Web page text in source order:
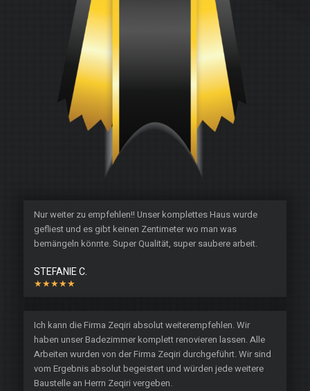
Nur weiter zu empfehlen!! Unser komplettes Haus wurde
gefliest und es gibt keinen Zentimeter wo man was
bemängeln könnte. Super Qualität, super saubere arbeit.
STEFANIE C.
★★★★★
Ich kann die Firma Zeqiri absolut weiterempfehlen. Wir
haben unser Badezimmer komplett renovieren lassen. Alle
Arbeiten wurden von der Firma Zeqiri durchgeführt. Wir sind
vom Ergebnis absolut begeistert und würden jede weitere
Baustelle an Herrn Zeqiri vergeben.